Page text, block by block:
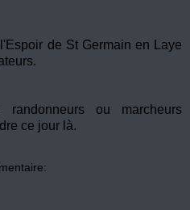
de St Germain en Laye
ou marcheurs
ce jour là.